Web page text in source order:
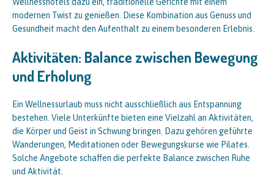
modernen Twist zu genießen. Diese Kombination aus Genuss und
Gesundheit macht den Aufenthalt zu einem besonderen Erlebnis.
Aktivitäten: Balance zwischen Bewegung
und Erholung
Ein Wellnessurlaub muss nicht ausschließlich aus Entspannung
bestehen. Viele Unterkünfte bieten eine Vielzahl an Aktivitäten,
die Körper und Geist in Schwung bringen. Dazu gehören geführte
Wanderungen, Meditationen oder Bewegungskurse wie Pilates.
Solche Angebote schaffen die perfekte Balance zwischen Ruhe
und Aktivität.